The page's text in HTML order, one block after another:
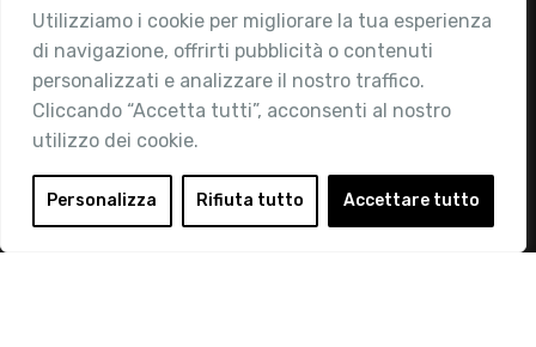
Utilizziamo i cookie per migliorare la tua esperienza
di navigazione, offrirti pubblicità o contenuti
personalizzati e analizzare il nostro traffico.
Cliccando “Accetta tutti”, acconsenti al nostro
utilizzo dei cookie.
Personalizza Rifiuta tutto Accettare tutto
Chi siamo
Attività
Contatti
Area Riservata
Login
Diventa Socio